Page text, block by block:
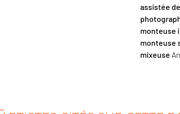
assistée de
monteuse
monteuse
mixeuse